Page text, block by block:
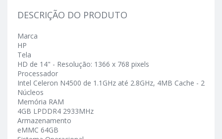
DESCRIÇÃO DO PRODUTO
Marca
HP
Tela
HD de 14" - Resolução: 1366 x 768 pixels
Processador
Intel Celeron N4500 de 1.1GHz até 2.8GHz, 4MB Cache - 2
Núcleos
Memória RAM
4GB LPDDR4 2933MHz
Armazenamento
eMMC 64GB